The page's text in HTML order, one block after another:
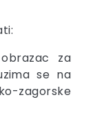
za
se na
zagorske